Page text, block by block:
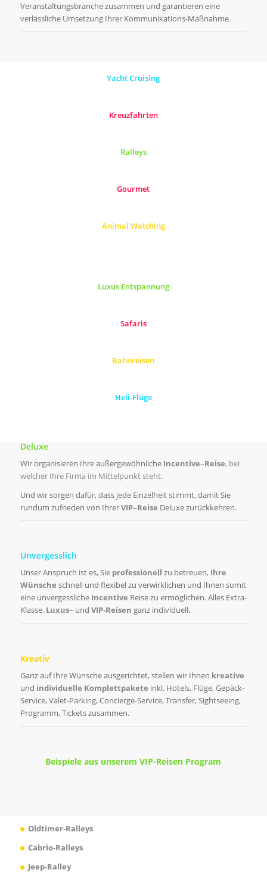
Veranstaltungsbranche zusammen und garantieren eine
verlässliche Umsetzung Ihrer Kommunikations-Maßnahme.
Yacht Cruising
Kreuzfahrten
Ralleys
Gourmet
Animal Watching
Luxus Entspannung
Safaris
Bahnreisen
Heli-Flüge
Deluxe
Wir organisieren Ihre außergewöhnliche Incentive–Reise, bei
welcher Ihre Firma im Mittelpunkt steht.
Und wir sorgen dafür, dass jede Einzelheit stimmt, damit Sie
rundum zufrieden von IhrerVIP–Reise Deluxe zurückkehren.
Unvergesslich
Unser Anspruch ist es, Sie professionell zu betreuen, Ihre
Wünsche schnell und flexibel zu verwirklichen und Ihnen somit
eine unvergessliche Incentive Reise zu ermöglichen. Alles Extra-
Klasse. Luxus– und VIP-Reisen ganz individuell.
Kreativ
Ganz auf Ihre Wünsche ausgerichtet, stellen wir Ihnen kreative
und individuelle Komplettpakete inkl. Hotels, Flüge, Gepäck-
Service, Valet-Parking, Concierge-Service, Transfer, Sightseeing,
Programm, Tickets zusammen.
Beispiele aus unserem VIP-Reisen Program
Oldtimer-Ralleys
Cabrio-Ralleys
Jeep-Ralley